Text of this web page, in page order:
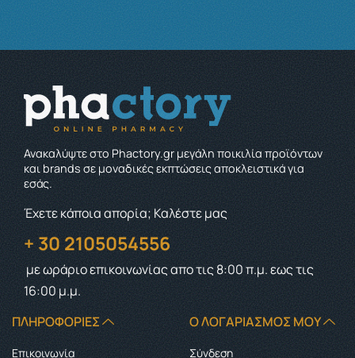
Ανακαλύψτε στο Phactory.gr μεγάλη ποικιλία προϊόντων
και brands σε μοναδικές εκπτώσεις αποκλειστικά για
εσάς.
Έχετε κάποια απορία; Καλέστε μας
+ 30 2105054556
με ωράριο επικοινωνίαςαπο τις 8:00 π.μ. εως τις
16:00 μ.μ.
ΠΛΗΡΟΦΟΡΊΕΣ
Επικοινωνία
Ο ΛΟΓΑΡΙΑΣΜΌΣ ΜΟΥ
Σύνδεση